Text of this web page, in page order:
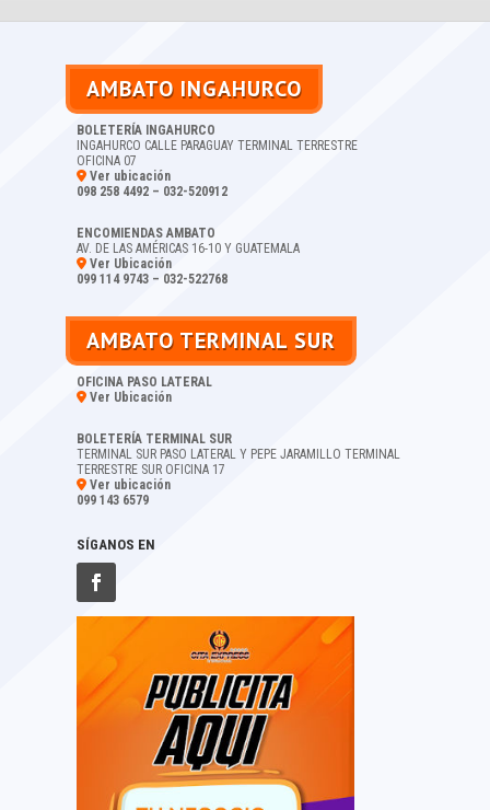
AMBATO INGAHURCO
BOLETERÍA INGAHURCO
INGAHURCO CALLE PARAGUAY TERMINAL TERRESTRE
OFICINA 07
Ver ubicación
098 258 4492 – 032-520912
ENCOMIENDAS AMBATO
AV. DE LAS AMÉRICAS 16-10 Y GUATEMALA
Ver Ubicación
099 114 9743 – 032-522768
AMBATO TERMINAL SUR
OFICINA PASO LATERAL
Ver Ubicación
BOLETERÍA TERMINAL SUR
TERMINAL SUR PASO LATERAL Y PEPE JARAMILLO TERMINAL
TERRESTRE SUR OFICINA 17
Ver ubicación
099 143 6579
SÍGANOS EN